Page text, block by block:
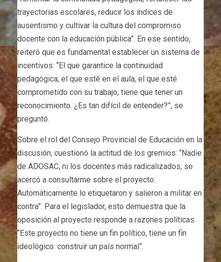
trayectorias escolares, reducir los índices de
ausentismo y cultivar la cultura del compromiso
docente con la educación pública”. En ese sentido,
reiteró que es fundamental establecer un sistema de
incentivos: “El que garantice la continuidad
pedagógica, el que esté en el aula, el que esté
comprometido con su trabajo, tiene que tener un
reconocimiento. ¿Es tan difícil de entender?”, se
preguntó.
Sobre el rol del Consejo Provincial de Educación en la
discusión, cuestionó la actitud de los gremios: “Nadie
de ADOSAC, ni los docentes más radicalizados, se
acercó a consultarme sobre el proyecto.
Automáticamente lo etiquetaron y salieron a militar en
contra”. Para el legislador, esto demuestra que la
oposición al proyecto responde a razones políticas.
“Este proyecto no tiene un fin político, tiene un fin
ideológico: construir un país normal”.